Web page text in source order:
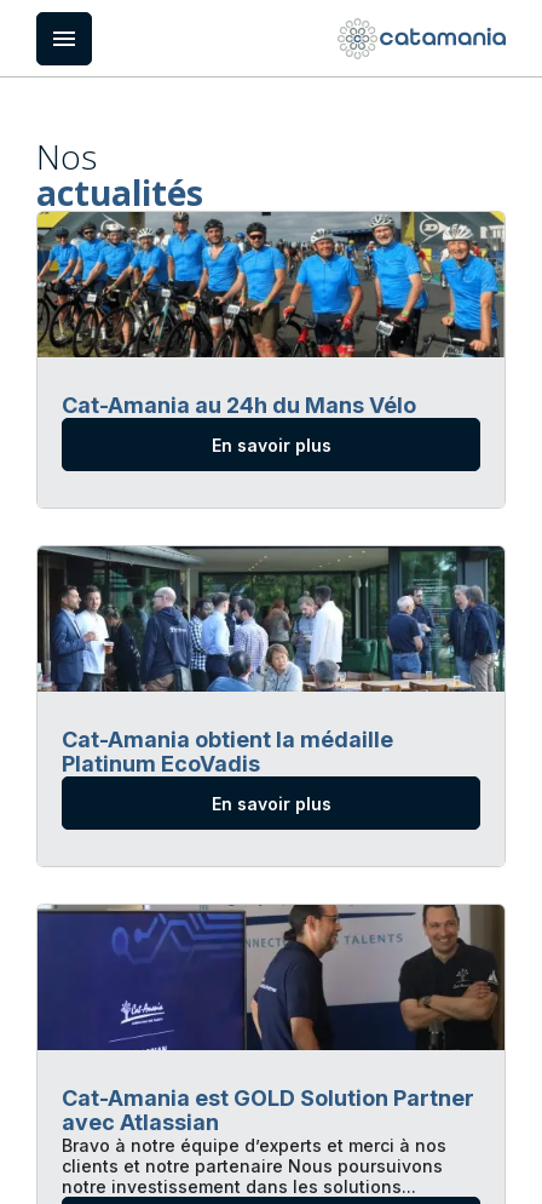
Panneau de gestion des cookies
menu
Nos
actualités
Cat-Amania au 24h du Mans Vélo
En savoir plus
Cat-Amania obtient la médaille
Platinum EcoVadis
En savoir plus
Cat-Amania est GOLD Solution Partner
avec Atlassian
Bravo à notre équipe d’experts et merci à nos
clients et notre partenaire Nous poursuivons
notre investissement dans les solutions...